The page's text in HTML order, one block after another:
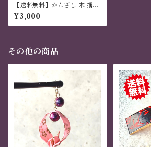
【送料無料】かんざし 木 揺れ
る 普段使い ハンドメイド 日本
伝統 折り紙 撥水仕上 職人技
赤 夏祭り 花火大会 プレゼント
¥3,000
その他の商品